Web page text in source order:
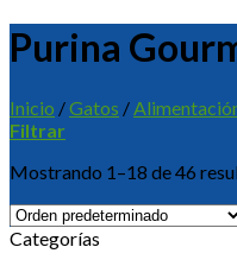
Purina
Inicio /Gatos /
Filtrar
Mostrando 1–18 de 46
Categorías